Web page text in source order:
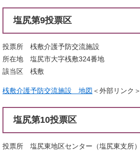
塩尻第9投票区
投票所 桟敷介護予防交流施設
所在地 塩尻市大字桟敷324番地
該当区 桟敷
桟敷介護予防交流施設 地図 ＜外部リンク＞
塩尻第10投票区
投票所 塩尻東地区センター（塩尻東支所）